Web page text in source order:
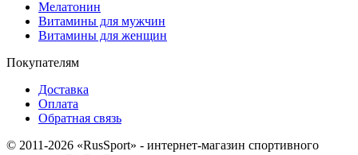
Мелатонин
Витамины для мужчин
Витамины для женщин
Покупателям
Доставка
Оплата
Обратная связь
© 2011-2026 «RusSport» - интернет-магазин спортивного